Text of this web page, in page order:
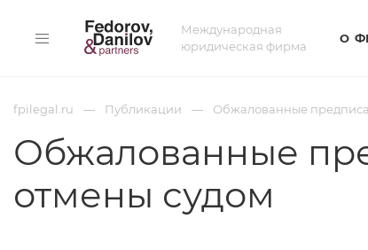
Международная
юридическая фирма
О
fpilegal.ru Публикации Обжалованные
Обжалованные
отмены судом